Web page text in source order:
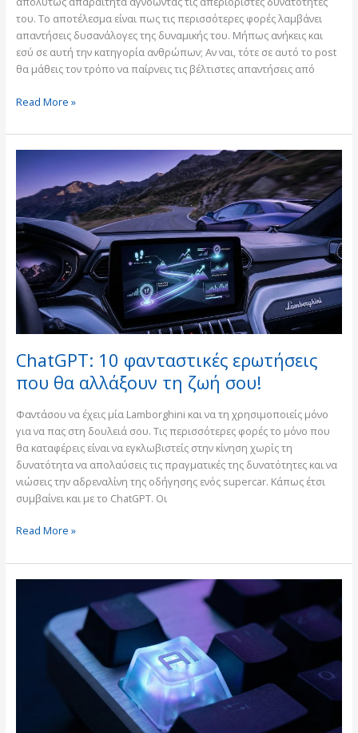
του. Το αποτέλεσμα είναι πως τις περισσότερες φορές λαμβάνει
απαντήσεις δυσανάλογες της δυναμικής του. Μήπως ανήκεις και
εσύ σε αυτή την κατηγορία ανθρώπων; Αν ναι, τότε σε αυτό το post
θα μάθεις τον τρόπο να παίρνεις τις βέλτιστες απαντήσεις από
Read More »
ChatGPT: 10 φανταστικές ερωτήσεις
που θα αλλάξουν τη ζωή σου!
Φαντάσου να έχεις μία Lamborghini και να τη χρησιμοποιείς μόνο
για να πας στη δουλειά σου. Τις περισσότερες φορές το μόνο που
θα καταφέρεις είναι να εγκλωβιστείς στην κίνηση χωρίς τη
δυνατότητα να απολαύσεις τις πραγματικές της δυνατότητες και να
νιώσεις την αδρεναλίνη της οδήγησης ενός supercar. Κάπως έτσι
συμβαίνει και με το ChatGPT. Οι
10
φανταστικές
ερωτήσεις
που
αλλάξουν
τη
ζωή
σου!
Read More »
τεχνητή
νοημοσύνη
αντιγράφει